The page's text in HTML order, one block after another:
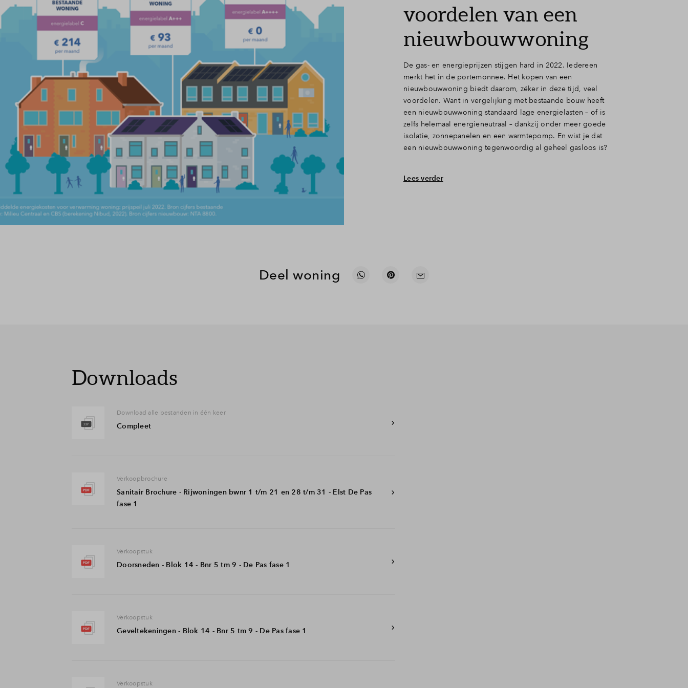
voordelen van een
nieuwbouwwoning
De gas- en energieprijzen stijgen hard in 2022. Iedereen
merkt het in de portemonnee. Het kopen van een
nieuwbouwwoning biedt daarom, zéker in deze tijd, veel
voordelen. Want in vergelijking met bestaande bouw heeft
een nieuwbouwwoning standaard lage energielasten – of is
zelfs helemaal energieneutraal – dankzij onder meer goede
isolatie, zonnepanelen en een warmtepomp. En wist je dat
een nieuwbouwwoning tegenwoordig al geheel gasloos is?
Lees verder
Deel woning
Downloads
Download alle bestanden in één keer
Compleet
Verkoopbrochure
Sanitair Brochure - Rijwoningen bwnr 1 t/m 21 en 28 t/m 31 - Elst De Pas
fase 1
Verkoopstuk
Doorsneden - Blok 14 - Bnr 5 tm 9 - De Pas fase 1
Verkoopstuk
Geveltekeningen - Blok 14 - Bnr 5 tm 9 - De Pas fase 1
Verkoopstuk